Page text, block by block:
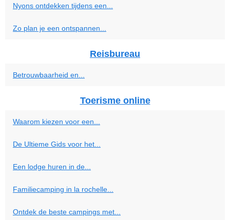
Nyons ontdekken tijdens een...
Zo plan je een ontspannen...
Reisbureau
Betrouwbaarheid en...
Toerisme online
Waarom kiezen voor een...
De Ultieme Gids voor het...
Een lodge huren in de...
Familiecamping in la rochelle...
Ontdek de beste campings met...